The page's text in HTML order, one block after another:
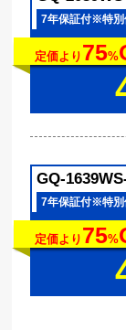
7年保証付※特別
定価より 75%
GQ-
7年保証付※特別
定価より 75%